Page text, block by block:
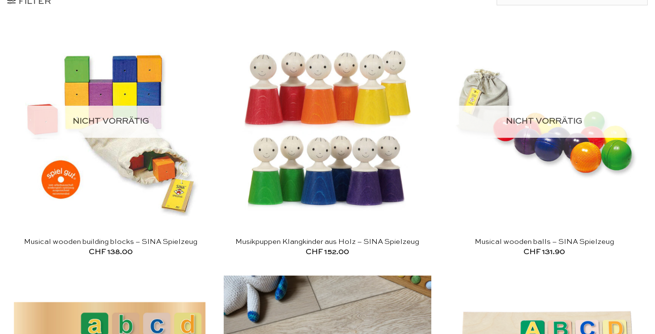
FILTER
Aktualität
NICHT VORRÄTIG
Musical wooden building blocks – SINA Spielzeug
CHF138.00
Musikpuppen Klangkinder aus Holz – SINA Spielzeug
CHF152.00
NICHT VORRÄTIG
Musical wooden balls – SINA Spielzeug
CHF131.90